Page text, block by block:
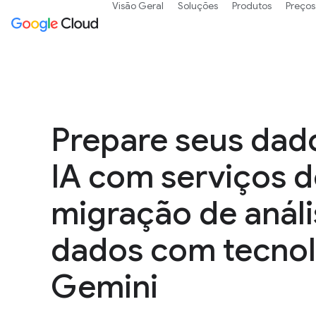
Prepare seus
IA com serviços
migração de
dados com
Gemini
Visão Geral Soluções Produtos Preços